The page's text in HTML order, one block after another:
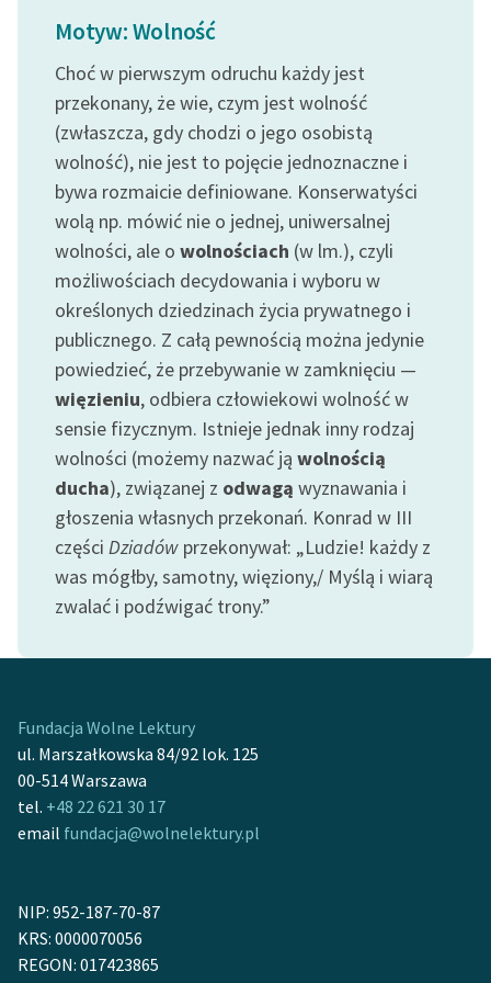
twórców przechodzących
do domeny publicznej,
lektur szkolnych oraz
Starego Testamentu
Odkurzamy bohaterów
Szkoła Poezji Wolnych
Lektur
O nas
Kontakt
O projekcie
Zespół
Zasady wykorzystania
Wolnych Lektur
Logotypy
Materiały promocyjne
Regulamin biblioteki
Dane fundacji i
sprawozdania finansowe
wrażliwych
Deklaracja dostępności
Motyw: Wolność
Choć w pierwszym odruchu każdy jest
przekonany, że wie, czym jest wolność
(zwłaszcza, gdy chodzi o jego osobistą
wolność), nie jest to pojęcie jednoznaczne i
bywa rozmaicie definiowane. Konserwatyści
wolą np. mówić nie o jednej, uniwersalnej
wolności, ale o wolnościach (w lm.), czyli
możliwościach decydowania i wyboru w
określonych dziedzinach życia prywatnego i
publicznego. Z całą pewnością można jedynie
powiedzieć, że przebywanie w zamknięciu —
więzieniu, odbiera człowiekowi wolność w
sensie fizycznym. Istnieje jednak inny rodzaj
wolności (możemy nazwać ją wolnością
ducha), związanej z odwagą wyznawania i
głoszenia własnych przekonań. Konrad w III
części Dziadów przekonywał: „Ludzie! każdy z
was mógłby, samotny, więziony,/ Myślą i wiarą
zwalać i podźwigać trony.”
Fundacja Wolne Lektury
ul. Marszałkowska 84/92 lok. 125
00-514 Warszawa
tel. +48 22 621 30 17
email fundacja@wolnelektury.pl
NIP: 952-187-70-87
KRS: 0000070056
REGON: 017423865